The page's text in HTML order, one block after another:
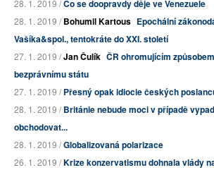
28. 1. 2019 /Co se doopravdy děje ve Venezuele
28. 1. 2019 /Bohumil Kartous Epochální
Vašíka&spol., tentokráte do XXI. století
27. 1. 2019 /Jan Čulík ČR ohromujícím
bezprávnímu státu
27. 1. 2019 /Přesný opak idiocie českých
28. 1. 2019 /Británie nebude moci v případě
obchodovat...
28. 1. 2019 /Globalizovaná polarizace
26. 1. 2019 /Krize konzervatismu dohnala vlády